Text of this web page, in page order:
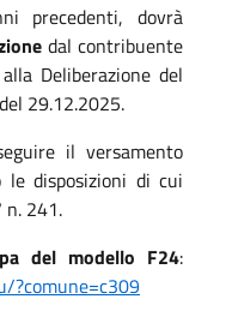
precedenti, dovrà
dal contribuente
Deliberazione del
29.12.2025.
il versamento
le disposizioni di cui
n. 241.
del modello F24:
?comune=c309